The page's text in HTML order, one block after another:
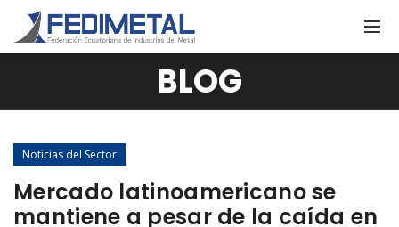
BLOG
Noticias del Sector
Mercado latinoamericano se
mantiene a pesar de la caída en